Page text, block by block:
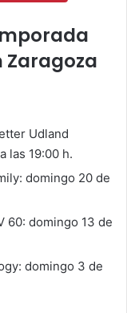
Zaragoza
Udland
las 19:00 h.
domingo 20 de
60: domingo 13 de
domingo 3 de